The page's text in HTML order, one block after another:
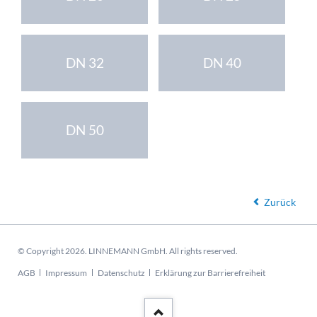
DN 32 DN 40
DN 50
Zurück
© Copyright 2026. LINNEMANN GmbH. All rights reserved.
Navigation
AGB Impressum Datenschutz Erklärung zur Barrierefreiheit